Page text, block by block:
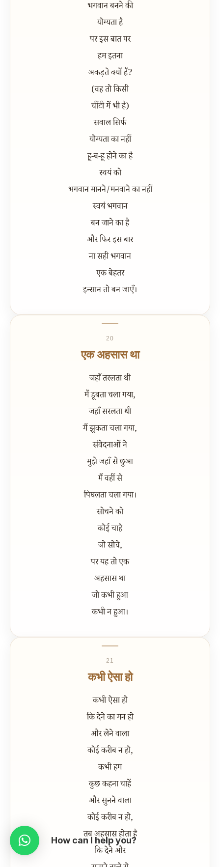
भगवान बनने की
योग्यता है
पर इस बात पर
हम इतना
अकड़ते क्यों हैं?
(वह तो किसी
चींटी में भी है)
सवाल सिर्फ
योग्यता का नहीं
हू-ब-हू होने का है
स्वयं को
भगवान मानने/मनवाने का नहीं
स्वयं भगवान
बन जाने का है
और फिर इस बार
ना सही भगवान
एक बेहतर
इन्सान तो बन जाएँ।
20
एक अहसास था
जहाँ तरलता थी
मैं डूबता चला गया,
जहाँ सरलता थी
मैं झुकता चला गया,
संवेदनाओं ने
मुझे जहाँ से छुआ
मैं वहीं से
पिघलता चला गया।
सोचने को
कोई चाहे
जो सोचे,
पर यह तो एक
अहसास था
जो कभी हुआ
कभी न हुआ।
21
कभी ऐसा हो
कभी ऐसा हो
कि देने का मन हो
और लेने वाला
कोई करीब न हो,
कभी हम
कुछ कहना चाहें
और सुनने वाला
कोई करीब न हो,
तब अहसास होता है
कि देने और
How can I help you?